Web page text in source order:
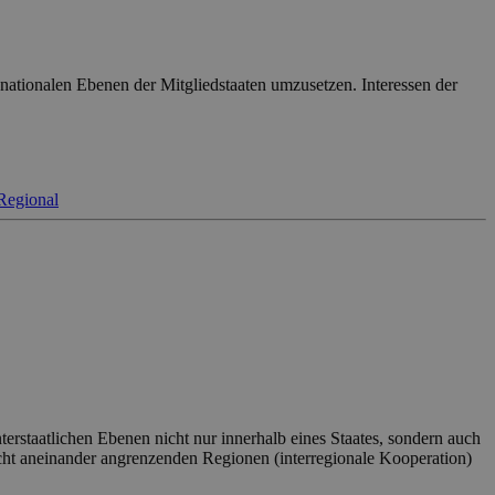
Ebenen der Mitgliedstaaten umzusetzen. Interessen der
Ebenen nicht nur innerhalb eines Staates, sondern auch
aneinander angrenzenden Regionen (interregionale Kooperation)